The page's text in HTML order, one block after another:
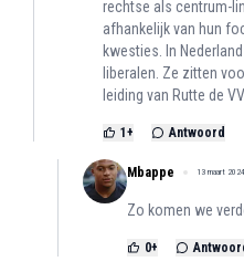
rechtse als centrum-
afhankelijk van hun
kwesties. In
liberalen. Ze zitten
leiding van Rutte de
1 + Antwoord
Mbappe 13 maart
Zo komen we
0+